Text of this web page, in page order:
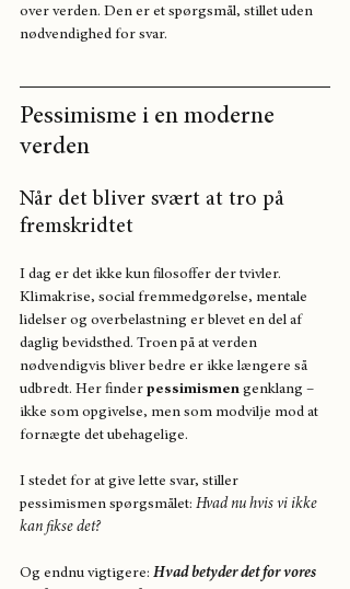
over verden. Den er et spørgsmål, stillet uden
nødvendighed for svar.
Pessimisme i en moderne
verden
Når det bliver svært at tro på
fremskridtet
I dag er det ikke kun filosoffer der tvivler.
Klimakrise, social fremmedgørelse, mentale
lidelser og overbelastning er blevet en del af
daglig bevidsthed. Troen på at verden
nødvendigvis bliver bedre er ikke længere så
udbredt. Her finder pessimismen genklang –
ikke som opgivelse, men som modvilje mod at
fornægte det ubehagelige.
I stedet for at give lette svar, stiller
pessimismen spørgsmålet: Hvad nu hvis vi ikke
kan fikse det?
Og endnu vigtigere: Hvad betyder det for vores